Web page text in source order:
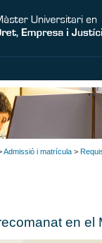
Admissió i matrícula >
en el